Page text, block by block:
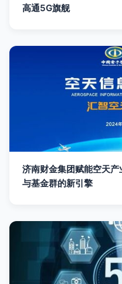
高通5G旗舰
济南财金集团赋能空天
与基金群的新引擎